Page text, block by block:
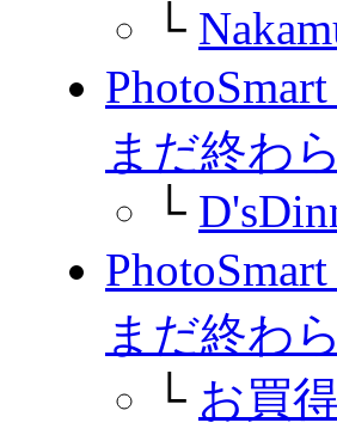
└
まだ終わ
└
まだ終わ
└ お買